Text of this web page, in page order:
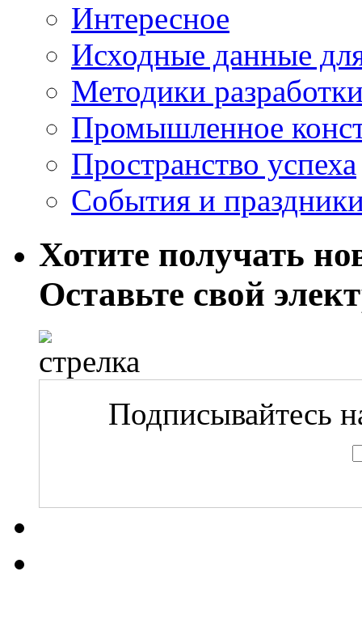
Интересное
Исходные данные
Методики
Промышленное
Пространство успеха
События и
Хотите получать
Оставьте свой
Подписывайтесь